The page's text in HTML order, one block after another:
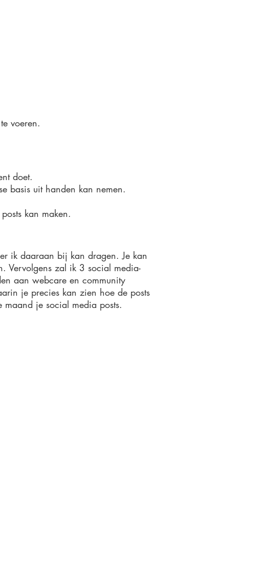
voeren.
doet.
basis uit handen kan nemen.
kan maken.
ik daaraan bij kan dragen. Je kan
Vervolgens zal ik 3 social media-
aan webcare en community
je precies kan zien hoe de posts
je social media posts.